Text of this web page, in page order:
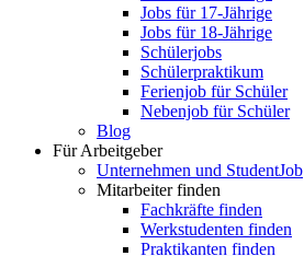
Jobs für 17-Jährige
Jobs für 18-Jährige
Schülerjobs
Schülerpraktikum
Ferienjob für Schüler
Nebenjob für Schüler
Blog
Für Arbeitgeber
Unternehmen und StudentJob
Mitarbeiter finden
Fachkräfte finden
Werkstudenten finden
Praktikanten finden